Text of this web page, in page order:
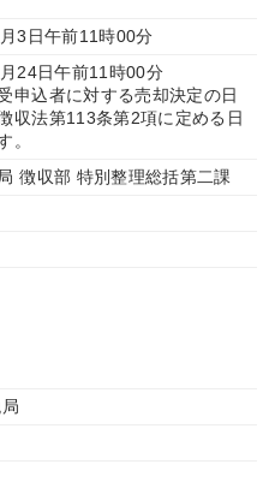
3日午前11時00分
24日午前11時00分
申込者に対する売却決定の日
収法第113条第2項に定める日
。
徴収部 特別整理総括第二課